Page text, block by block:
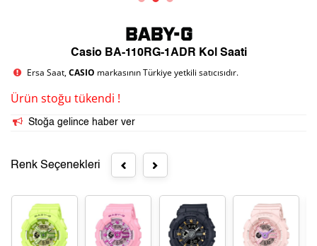
Casio BA-110RG-1ADR Kol Saati
Ersa Saat,CASIO markasının Türkiye yetkili satıcısıdır.
Ürün stoğu tükendi !
Stoğa gelince haber ver
Renk Seçenekleri